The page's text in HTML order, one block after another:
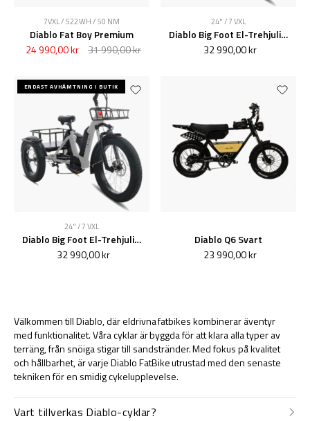
7VXL / 522 WH / 50 NM
Diablo Fat Boy Premium
24 990,00 kr
31 990,00 kr
24" / 7 VXL
Diablo Big Foot El-Trehjuling Matt Svart
32 990,00 kr
ENDAST AVHÄMTNING I BUTIK
24" / 7 VXL
Diablo Big Foot El-Trehjuling Grå Nyhet
32 990,00 kr
Diablo Q6 Svart
23 990,00 kr
Välkommen till Diablo, där eldrivna fatbikes kombinerar äventyr
med funktionalitet. Våra cyklar är byggda för att klara alla typer av
terräng, från snöiga stigar till sandstränder. Med fokus på kvalitet
och hållbarhet, är varje Diablo FatBike utrustad med den senaste
tekniken för en smidig cykelupplevelse.
Vart tillverkas Diablo-cyklar?